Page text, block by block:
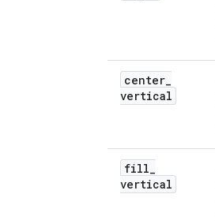
center_
vertical
fill_
vertical